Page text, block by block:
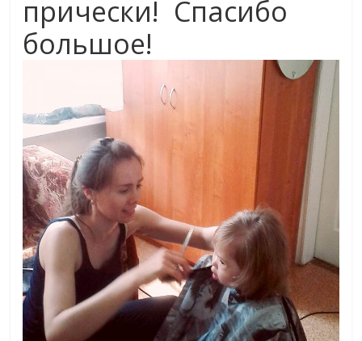
прически! Спасибо
большое!